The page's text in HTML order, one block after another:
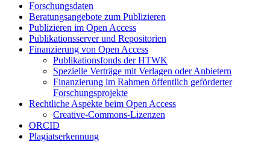
Forschungsdaten
Beratungsangebote zum Publizieren
Publizieren im Open Access
Publikationsserver und Repositorien
Finanzierung von Open Access
Publikationsfonds der HTWK
Spezielle Verträge mit Verlagen oder Anbietern
Finanzierung im Rahmen öffentlich geförderter
Forschungsprojekte
Rechtliche Aspekte beim Open Access
Creative-Commons-Lizenzen
ORCID
Plagiatserkennung